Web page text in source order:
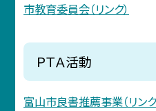
市教育委員会（リンク）
ＰＴＡ活動
富山市良書推薦事業（リンク